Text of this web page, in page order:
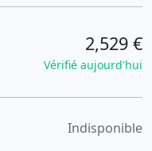
2,529 €
Vérifié aujourd'hui
Indisponible